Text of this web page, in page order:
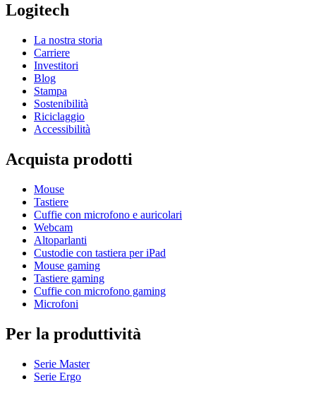
Logitech
La nostra storia
Carriere
Investitori
Blog
Stampa
Sostenibilità
Riciclaggio
Accessibilità
Acquista prodotti
Mouse
Tastiere
Cuffie con microfono e auricolari
Webcam
Altoparlanti
Custodie con tastiera per iPad
Mouse gaming
Tastiere gaming
Cuffie con microfono gaming
Microfoni
Per la produttività
Serie Master
Serie Ergo